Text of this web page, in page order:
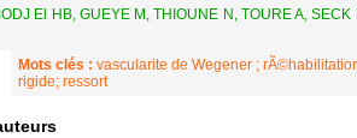
El HB, GUEYE M, THIOUNE N, TOURE A,
Mots clés : vascularite de Wegener ;
rigide; ressort